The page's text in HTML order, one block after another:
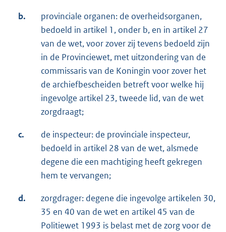
b.
provinciale organen: de overheidsorganen,
bedoeld in artikel 1, onder b, en in artikel 27
van de wet, voor zover zij tevens bedoeld zijn
in de Provinciewet, met uitzondering van de
commissaris van de Koningin voor zover het
de archiefbescheiden betreft voor welke hij
ingevolge artikel 23, tweede lid, van de wet
zorgdraagt;
c.
de inspecteur: de provinciale inspecteur,
bedoeld in artikel 28 van de wet, alsmede
degene die een machtiging heeft gekregen
hem te vervangen;
d.
zorgdrager: degene die ingevolge artikelen 30,
35 en 40 van de wet en artikel 45 van de
Politiewet 1993 is belast met de zorg voor de